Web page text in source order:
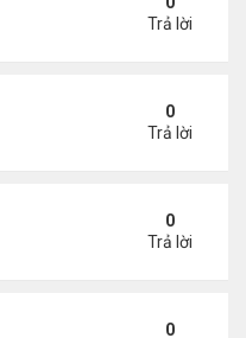
Trả lời
0
Trả lời
0
Trả lời
0